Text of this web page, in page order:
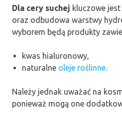
Dla cery suchej kluczowe
oraz odbudowa warstwy
wyborem będą produkty
kwas hialuronowy,
naturalne oleje roślinne.
Należy jednak uważać na
ponieważ mogą one